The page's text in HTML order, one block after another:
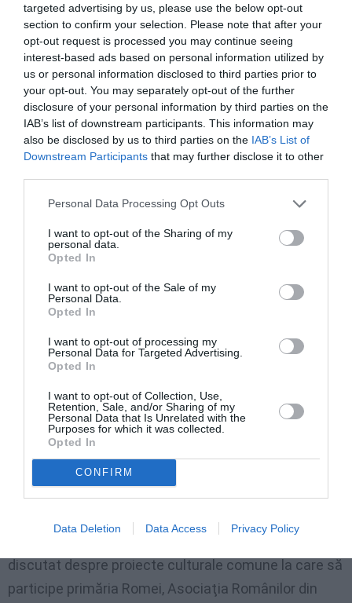
targeted advertising by us, please use the below opt-out
section to confirm your selection. Please note that after your
opt-out request is processed you may continue seeing
interest-based ads based on personal information utilized by
us or personal information disclosed to third parties prior to
your opt-out. You may separately opt-out of the further
disclosure of your personal information by third parties on the
IAB’s list of downstream participants. This information may
also be disclosed by us to third parties on the IAB’s List of
Downstream Participants that may further disclose it to other
Personal Data Processing Opt Outs
I want to opt-out of the Sharing of my
personal data.
Opted In
I want to opt-out of the Sale of my
Personal Data.
Opted In
I want to opt-out of processing my
Personal Data for Targeted Advertising.
Opted In
I want to opt-out of Collection, Use,
Retention, Sale, and/or Sharing of my
Personal Data that Is Unrelated with the
Purposes for which it was collected.
Opted In
CONFIRM
Data Deletion Data Access Privacy Policy
Cristian David, Gianni Alemanno şi Federico Rocca
au discutat despre comunitatea românească din
Roma
În cursul după-amiezii, membri ai asociaţiei şi
ministrul diasporei, Cristian David, s-au întâlnit într-un
cadru informal cu primarul Romei, Gianni Alemanno,
şi consilierul pentru relaţia cu cetăţenii comunitari,
„Ne-am axat pe discuţii electorale, având în vedere
apropiatele alegeri locale de la Roma, la care
discutat despre proiecte culturale comune la care să
participe primăria Romei, Asociaţia Românilor din